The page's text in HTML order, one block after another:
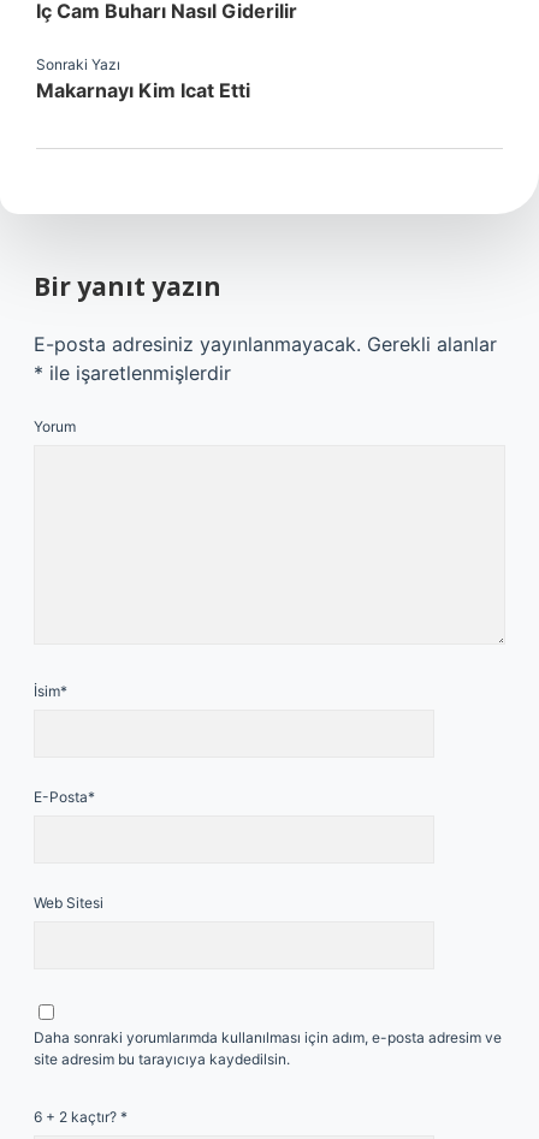
Iç Cam Buharı Nasıl Giderilir
Sonraki Yazı
Makarnayı Kim Icat Etti
Bir yanıt yazın
E-posta adresiniz yayınlanmayacak. Gerekli alanlar
* ile işaretlenmişlerdir
Yorum
İsim*
E-Posta*
Web Sitesi
Daha sonraki yorumlarımda kullanılması için adım, e-posta adresim ve
site adresim bu tarayıcıya kaydedilsin.
6 + 2 kaçtır? *